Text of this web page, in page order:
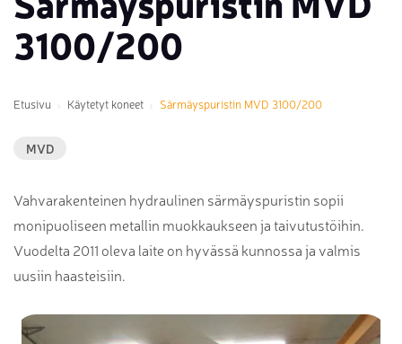
3100/200
Etusivu Käytetyt koneet Särmäyspuristin MVD 3100/200
MVD
Vahvarakenteinen hydraulinen särmäyspuristin sopii
monipuoliseen metallin muokkaukseen ja taivutustöihin.
Vuodelta 2011 oleva laite on hyvässä kunnossa ja valmis
uusiin haasteisiin.